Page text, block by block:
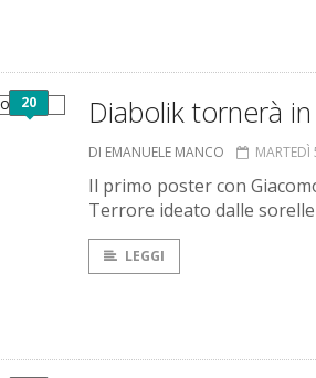
20 Diabolik tornerà
DI EMANUELE MANCO
Il primo poster con
Terrore ideato dalle sorelle
LEGGI